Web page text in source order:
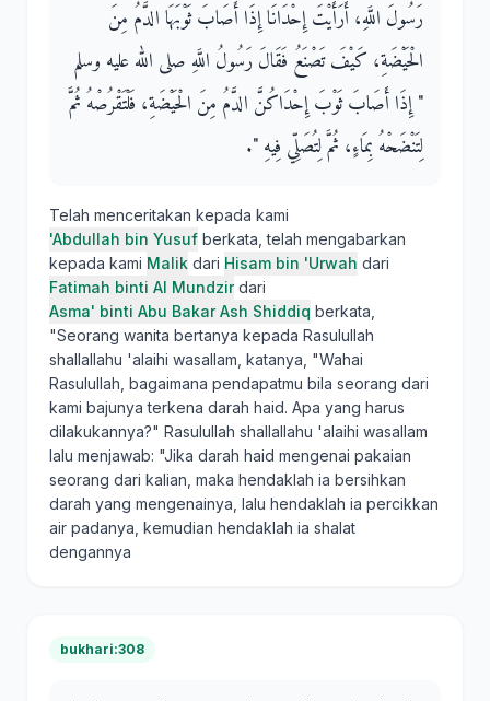
رَسُولَ اللَّهِ، أَرَأَيْتَ إِحْدَانَا إِذَا أَصَابَ ثَوْبَهَا الدَّمُ مِنَ
الْحَيْضَةِ، كَيْفَ تَصْنَعُ فَقَالَ رَسُولُ اللَّهِ صلى الله عليه وسلم ‏
"‏ إِذَا أَصَابَ ثَوْبَ إِحْدَاكُنَّ الدَّمُ مِنَ الْحَيْضَةِ، فَلْتَقْرُصْهُ ثُمَّ
لِتَنْضَحْهُ بِمَاءٍ، ثُمَّ لِتُصَلِّي فِيهِ ‏"‏‏.‏
Telah menceritakan kepada kami
'Abdullah bin Yusuf berkata, telah mengabarkan
kepada kami Malik dari Hisam bin 'Urwah dari
Fatimah binti Al Mundzirdari
Asma' binti Abu Bakar Ash Shiddiq berkata,
"Seorang wanita bertanya kepada Rasulullah
shallallahu 'alaihi wasallam, katanya, "Wahai
Rasulullah, bagaimana pendapatmu bila seorang dari
kami bajunya terkena darah haid. Apa yang harus
dilakukannya?" Rasulullah shallallahu 'alaihi wasallam
lalu menjawab: "Jika darah haid mengenai pakaian
seorang dari kalian, maka hendaklah ia bersihkan
darah yang mengenainya, lalu hendaklah ia percikkan
air padanya, kemudian hendaklah ia shalat
dengannya
bukhari:308